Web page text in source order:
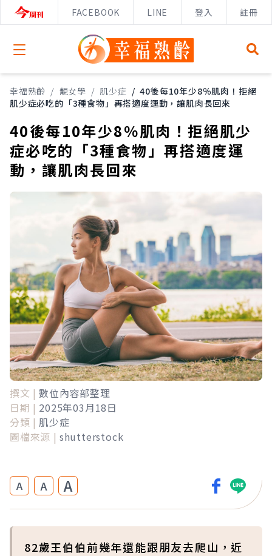
FACEBOOK LINE 登入 註冊
Open menu
幸福熟齡 / 靚女學 / 肌少症 / 40後每10年少8％肌肉！拒絕
肌少症必吃的「3種食物」再搭適度運動，讓肌肉長回來
40後每10年少8％肌肉！拒絕肌少
症必吃的「3種食物」再搭適度運
動，讓肌肉長回來
撰文 | 數位內容部整理
日期 | 2025年03月18日
分類 | 肌少症
圖檔來源 | shutterstock
A A A
82歲王伯伯前幾年還能跟朋友去爬山，近